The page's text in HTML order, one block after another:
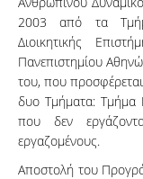
2003 από τα
Διοικητικής
Πανεπιστημίου
του, που
δυο Τμήματα: Τμήμα
που δεν
εργαζομένους.
Αποστολή του